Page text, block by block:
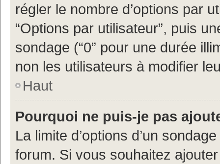
régler le nombre d’options par
“Options par utilisateur”, puis
sondage (“0” pour une durée
non les utilisateurs à modifier
Haut
Pourquoi ne puis-je pas
La limite d’options d’un
forum. Si vous souhaitez